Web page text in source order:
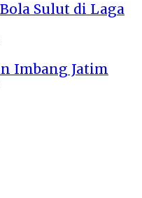
Sulut di Laga
Imbang Jatim